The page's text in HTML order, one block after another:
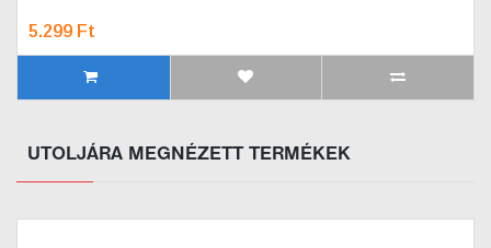
5.299 Ft
UTOLJÁRA MEGNÉZETT TERMÉKEK